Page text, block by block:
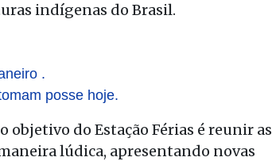
indígenas do Brasil.
.
posse hoje.
objetivo do Estação Férias é reunir as
lúdica, apresentando novas